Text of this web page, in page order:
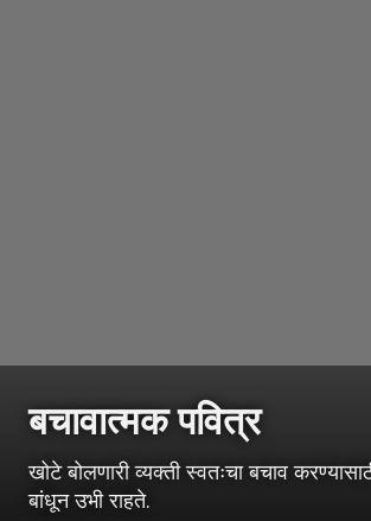
बचावात्मक पवित्र
खोटे बोलणारी व्यक्ती स्वतःचा बचाव
बांधून उभी राहते.